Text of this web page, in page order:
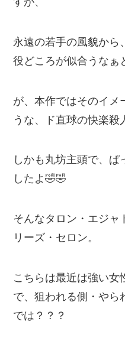
永遠の若手の風貌から
役どころが似合うなぁ
が、本作ではそのイメ
うな、ド直球の快楽殺
しかも丸坊主頭で、
したよ🤣🤣
そんなタロン・エジャ
リーズ・セロン。
こちらは最近は強い女
で、狙われる側・やら
では？？？